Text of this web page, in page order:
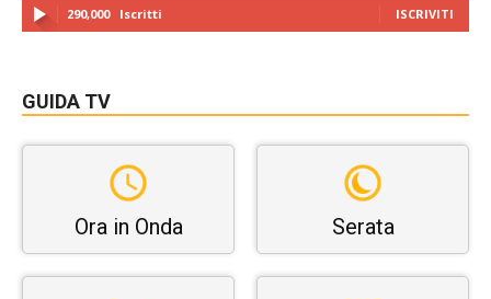
290,000 Iscritti ISCRIVITI
GUIDA TV
Ora in Onda Serata